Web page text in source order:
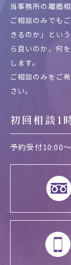
当事務所の離婚
ご相談のみでも
きるのか」とい
ら良いのか、何
します。
ご相談のみをご
さい。
初回相談1
予約受付